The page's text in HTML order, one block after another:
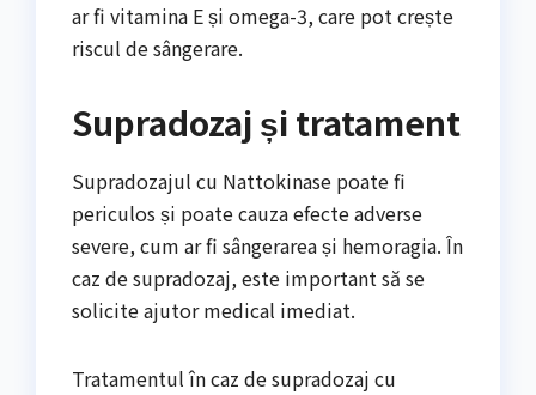
ar fi vitamina E și omega-3, care pot crește
riscul de sângerare.
Supradozaj și tratament
Supradozajul cu Nattokinase poate fi
periculos și poate cauza efecte adverse
severe, cum ar fi sângerarea și hemoragia. În
caz de supradozaj, este important să se
solicite ajutor medical imediat.
Tratamentul în caz de supradozaj cu